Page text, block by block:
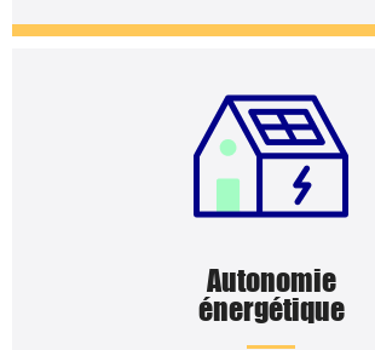
Autonomie
énergétique